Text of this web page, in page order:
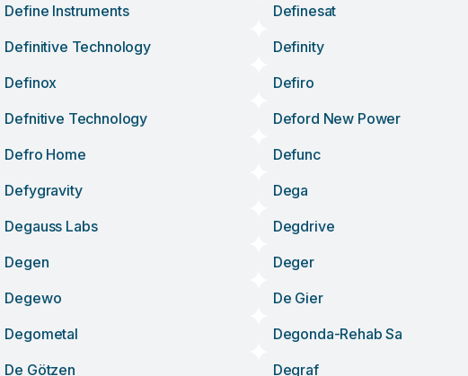
Define Instruments
Definesat
Definitive Technology
Definity
Definox
Defiro
Defnitive Technology
Deford New Power
Defro Home
Defunc
Defygravity
Dega
Degauss Labs
Degdrive
Degen
Deger
Degewo
De Gier
Degometal
Degonda-Rehab Sa
De Götzen
Degraf